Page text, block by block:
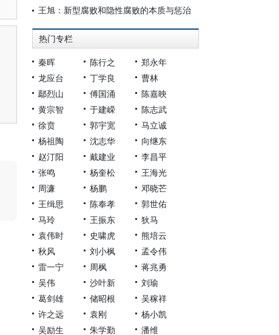
王旭：新型腐败和隐性腐败的本质与惩治
热门专栏
秦晖 陈行之
郑永年
龙应台
丁学良
曹林
鄢烈山
傅国涌
陈嘉映
黄宗智
于建嵘
陈志武
徐贲
郭宇宽
马立诚
杨祖陶
沈志华
向继东
赵汀阳
戴建业
李昌平
张鸣
杨奎松
王海光
周濂
杨鹏
邓晓芒
王缉思
陈奉孝
郭世佑
马玲
王振东
狄马
袁伟时
史啸虎
熊培云
秋风
刘小枫
孟令伟
雷一宁
周枫
蒋兆勇
吴伟
沙叶新
刘瑜
葛剑雄
储昭根
吴稼祥
许之远
袁刚
杨小凯
吴励生
朱学勤 潘维